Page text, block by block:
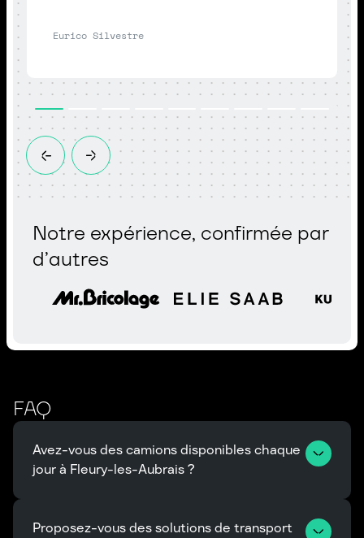
Eurico Silvestre
Notre expérience, confirmée par
d’autres
FAQ
Avez-vous des camions disponibles chaque
jour à Fleury-les-Aubrais ?
Proposez-vous des solutions de transport